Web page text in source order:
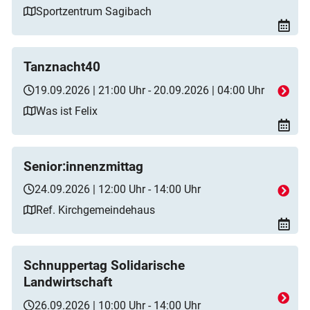
Sportzentrum Sagibach
Tanznacht40
19.09.2026 | 21:00 Uhr - 20.09.2026 | 04:00 Uhr
Was ist Felix
Senior:innenzmittag
24.09.2026 | 12:00 Uhr - 14:00 Uhr
Ref. Kirchgemeindehaus
Schnuppertag Solidarische
Landwirtschaft
26.09.2026 | 10:00 Uhr - 14:00 Uhr